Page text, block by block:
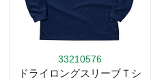
33210576
ドライロングスリーブＴシ